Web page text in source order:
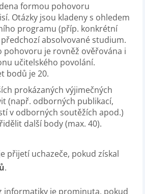
formou pohovoru
Otázky jsou kladeny s ohledem
programu (příp. konkrétní
absolvované studium.
pohovoru je rovněž ověřována i
učitelského povolání.
bodů je 20.
prokázaných výjimečných
(např. odborných publikací,
v odborných soutěžích apod.)
další body (max. 40).
přijetí uchazeče, pokud získal
.
informatiky je prominuta, pokud